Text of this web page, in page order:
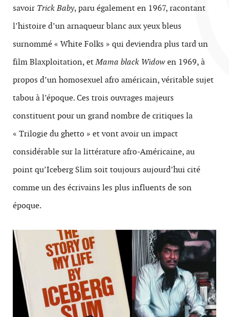
savoir Trick Baby, paru également en 1967, racontant
l’histoire d’un arnaqueur blanc aux yeux bleus
surnommé « White Folks » qui deviendra plus tard un
film Blaxploitation, etMama black Widowen 1969, à
propos d’un homosexuel afro américain, véritable sujet
tabou à l’époque. Ces trois ouvrages majeurs
constituent pour un grand nombre de critiques la
« Trilogie du ghetto » et vont avoir un impact
considérable sur la littérature afro-Américaine, au
point qu’Iceberg Slim soit toujours aujourd’hui cité
comme un des écrivains les plus influents de son
époque.